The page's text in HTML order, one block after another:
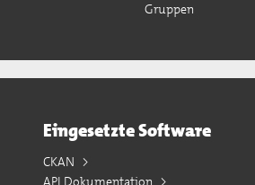
Gruppen
Eingesetzte Software
CKAN
API Dokumentation